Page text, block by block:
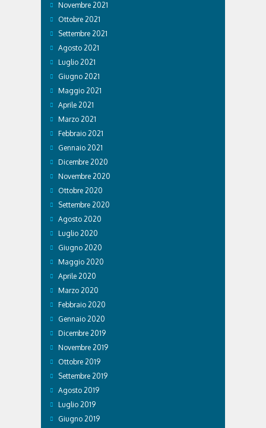
Novembre 2021
Ottobre 2021
Settembre 2021
Agosto 2021
Luglio 2021
Giugno 2021
Maggio 2021
Aprile 2021
Marzo 2021
Febbraio 2021
Gennaio 2021
Dicembre 2020
Novembre 2020
Ottobre 2020
Settembre 2020
Agosto 2020
Luglio 2020
Giugno 2020
Maggio 2020
Aprile 2020
Marzo 2020
Febbraio 2020
Gennaio 2020
Dicembre 2019
Novembre 2019
Ottobre 2019
Settembre 2019
Agosto 2019
Luglio 2019
Giugno 2019